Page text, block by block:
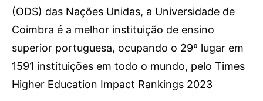
(ODS) das Nações Unidas, a Universidade de
Coimbra é a melhor instituição de ensino
superior portuguesa, ocupando o 29º lugar em
1591 instituições em todo o mundo, pelo Times
Higher Education Impact Rankings 2023